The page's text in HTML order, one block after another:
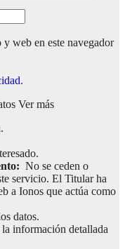
web en este navegador
.
Ver más
No se ceden o
servicio. El Titular ha
a Ionos que actúa como
datos.
información detallada